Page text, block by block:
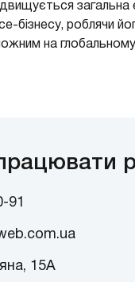
загальна
бізнесу, роблячи
на глобальному
91
15А